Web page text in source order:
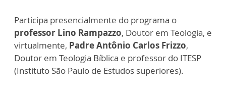
Participa presencialmente do programa o
professor Lino Rampazzo, Doutor em Teologia, e
virtualmente, Padre Antônio Carlos Frizzo,
Doutor em Teologia Bíblica e professor do ITESP
(Instituto São Paulo de Estudos superiores).